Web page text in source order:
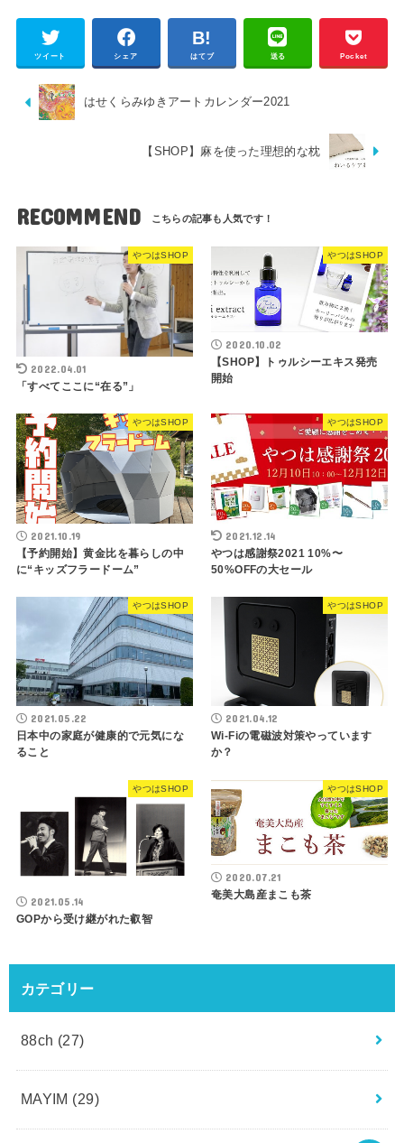
ツイート シェア はてブ 送る Pocket
はせくらみゆきアートカレンダー2021
【SHOP】麻を使った理想的な枕
RECOMMEND
やつはSHOP
2022.04.01
「すべてここに“在る”」
やつはSHOP
2020.10.02
【SHOP】トゥルシーエキス発売
開始
やつはSHOP
2021.10.19
【予約開始】黄金比を暮らしの中
に“キッズフラードーム”
やつはSHOP
2021.12.14
やつは感謝祭2021 10%〜
50%OFFの大セール
やつはSHOP
2021.05.22
日本中の家庭が健康的で元気にな
ること
やつはSHOP
2021.04.12
Wi-Fiの電磁波対策やっています
か？
やつはSHOP
2021.05.14
GOPから受け継がれた叡智
やつはSHOP
2020.07.21
奄美大島産まこも茶
カテゴリー
88ch (27)
MAYIM (29)